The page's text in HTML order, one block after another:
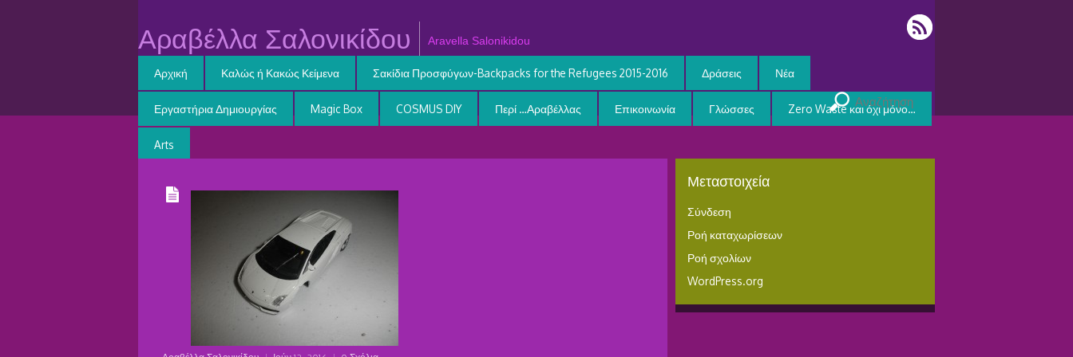
Αραβέλλα Σαλονικίδου Aravella Salonikidou
Αρχική Καλώς ή Κακώς Κείμενα Σακίδια Προσφύγων-Backpacks for the Refugees 2015-2016 Δράσεις Νέα
Εργαστήρια Δημιουργίας Magic Box COSMUS DIY Περί …Αραβέλλας Επικοινωνία Γλώσσες Zero Waste και όχι μόνο…
Arts
Μεταστοιχεία
Σύνδεση
Ροή καταχωρίσεων
Ροή σχολίων
WordPress.org